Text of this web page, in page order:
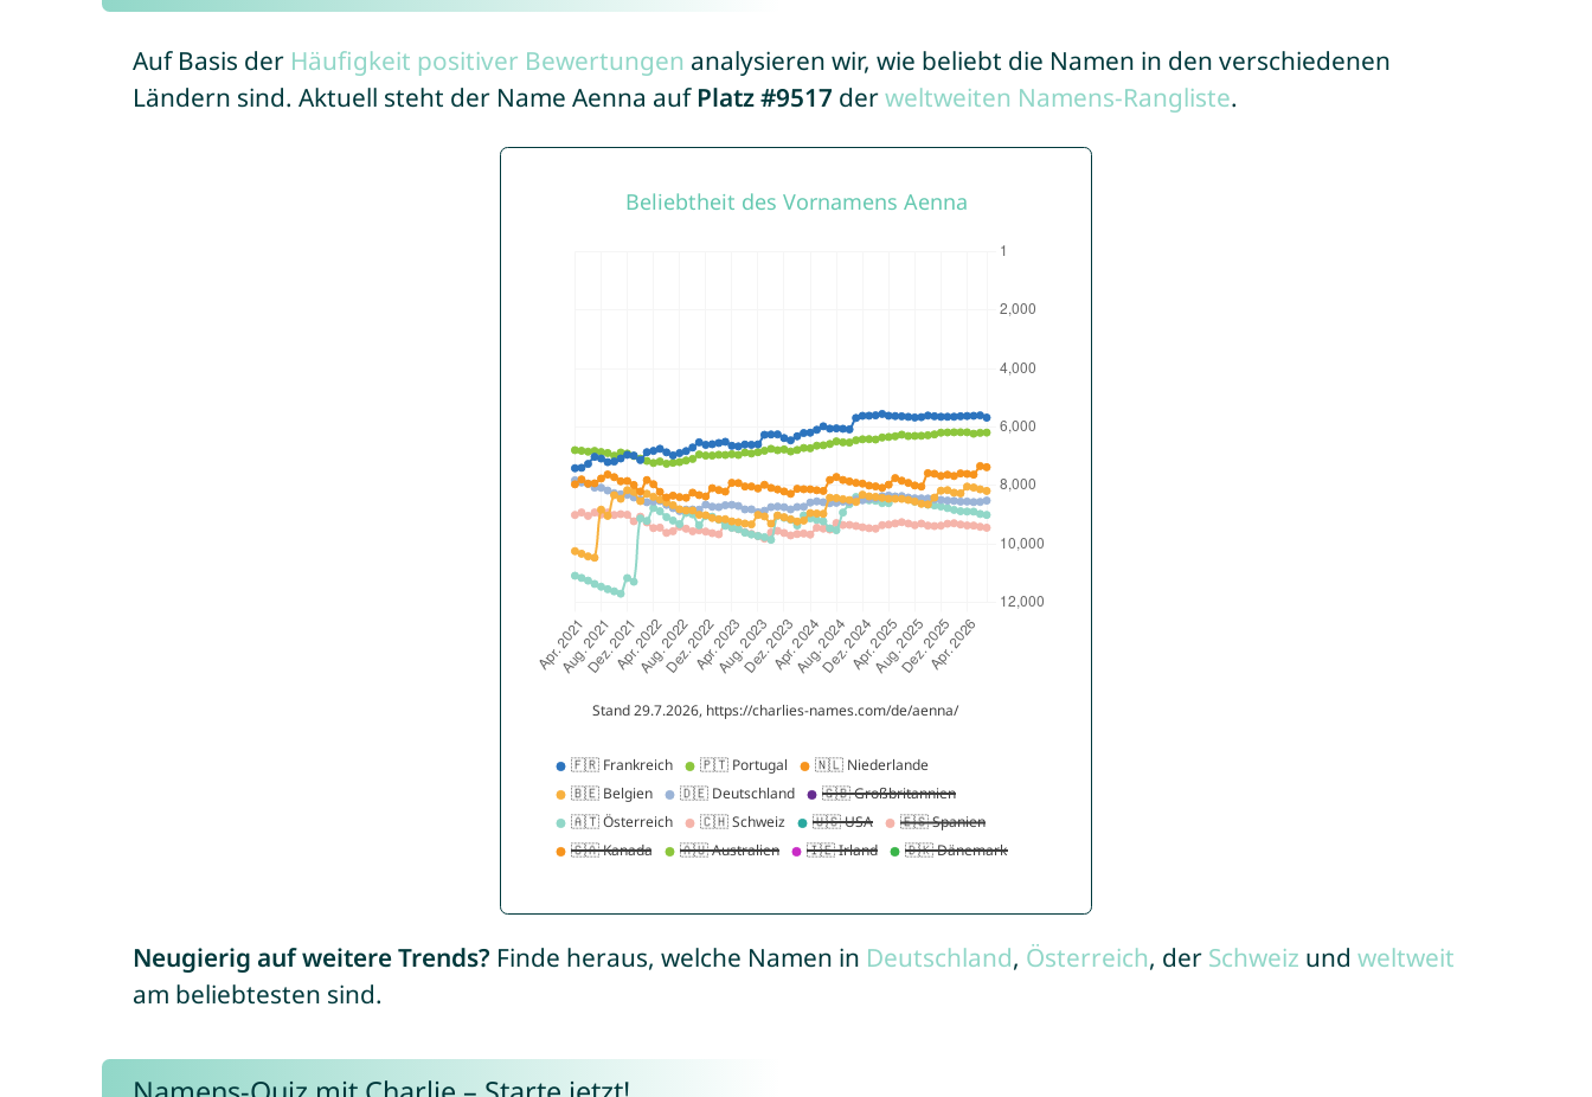
Auf Basis der Häufigkeit positiver Bewertungen analysieren wir, wie beliebt die Namen in den verschiedenen
Ländern sind. Aktuell steht der Name Aenna auf Platz #9517 derweltweiten Namens-Rangliste.
Neugierig auf weitere Trends? Finde heraus, welche Namen in Deutschland, Österreich, der Schweiz und weltweit
am beliebtesten sind.